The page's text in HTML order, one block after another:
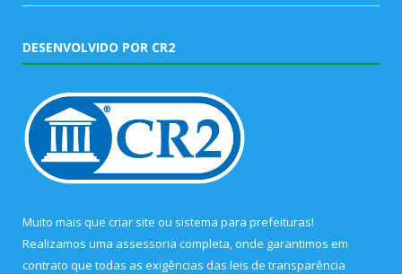
DESENVOLVIDO POR CR2
Muito mais que criar site ou sistema para prefeituras!
Realizamos uma assessoria completa, onde garantimos em
contrato que todas as exigências das leis de transparência